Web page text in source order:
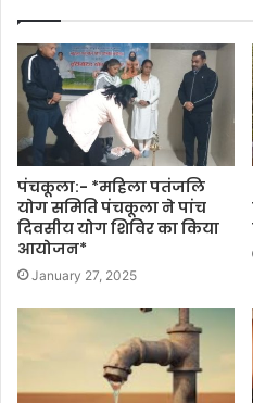
पंचकूला:- *महिला पतंजलि
योग समिति पंचकूला ने पांच
दिवसीय योग शिविर का किया
आयोजन*
January 27, 2025